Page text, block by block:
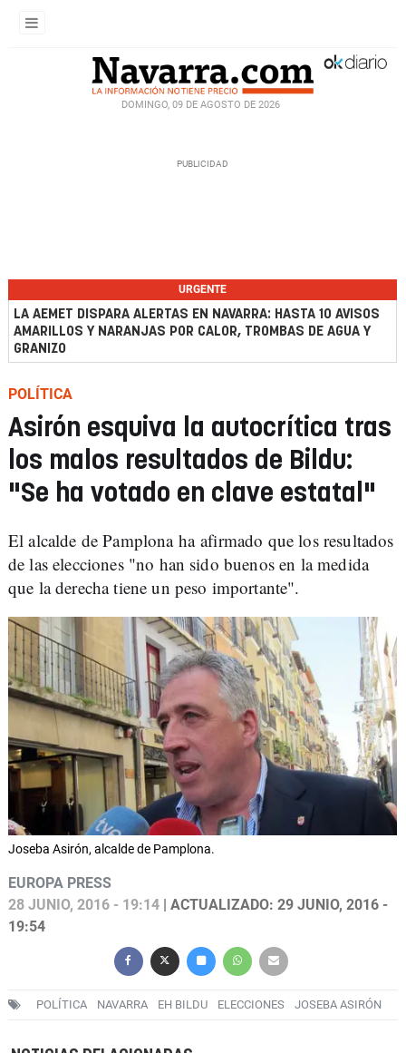
DOMINGO, 09 DE AGOSTO DE 2026
URGENTE
LA AEMET DISPARA ALERTAS EN NAVARRA: HASTA 10 AVISOS
AMARILLOS Y NARANJAS POR CALOR, TROMBAS DE AGUA Y
GRANIZO
POLÍTICA
Asirón esquiva la autocrítica tras
los malos resultados de Bildu:
"Se ha votado en clave estatal"
El alcalde de Pamplona ha afirmado que los resultados
de las elecciones "no han sido buenos en la medida
que la derecha tiene un peso importante".
Joseba Asirón, alcalde de Pamplona.
EUROPA PRESS
28 JUNIO, 2016 - 19:14 | ACTUALIZADO: 29 JUNIO, 2016 -
19:54
POLÍTICA NAVARRA EH BILDU ELECCIONES JOSEBA ASIRÓN